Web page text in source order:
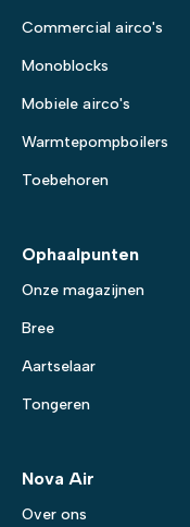
Commercial airco's
Monoblocks
Mobiele airco's
Warmtepompboilers
Toebehoren
Ophaalpunten
Onze magazijnen
Bree
Aartselaar
Tongeren
Nova Air
Over ons